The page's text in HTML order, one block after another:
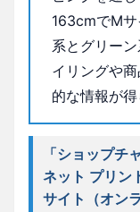
163cmでM
系とグリー
イリングや
的な情報が
「ショップ
ネット プリン
サイト（オン